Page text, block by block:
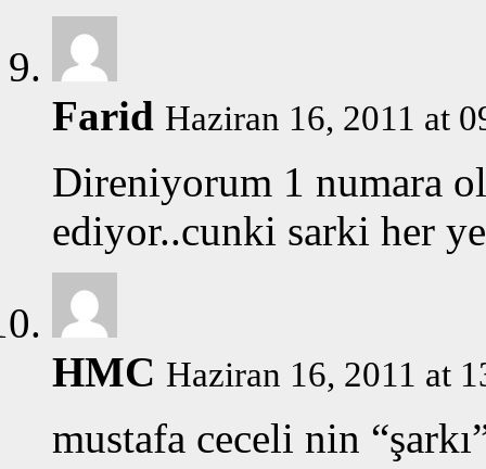
Farid Haziran 16, 2011 at
Direniyorum 1 numara
ediyor..cunki sarki her
HMC Haziran 16, 2011 at
mustafa ceceli nin